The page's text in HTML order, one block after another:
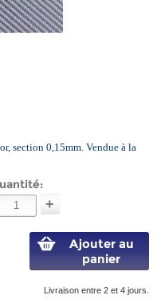
section 0,15mm. Vendue à la
+
Ajouter au
panier
Livraison entre 2 et 4 jours.